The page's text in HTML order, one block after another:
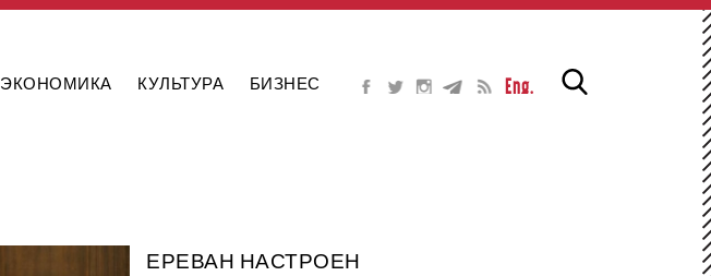
ЭКОНОМИКА КУЛЬТУРА БИЗНЕС Eng.
ЕРЕВАН НАСТРОЕН